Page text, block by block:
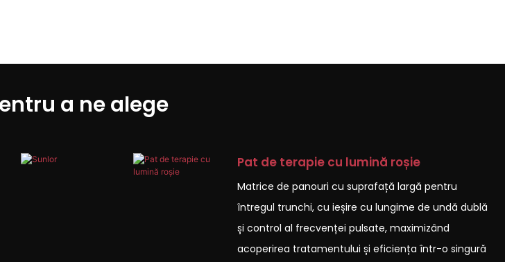
a ne alege
Pat de terapie cu lumină roșie
Matrice de panouri cu suprafață largă pentru
întregul trunchi, cu ieșire cu lungime de undă dublă
și control al frecvenței pulsate, maximizând
acoperirea tratamentului și eficiența într-o singură